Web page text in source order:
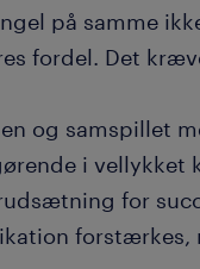
på samme
fordel. Det
og samspillet
i vellykket
for
forstærkes,